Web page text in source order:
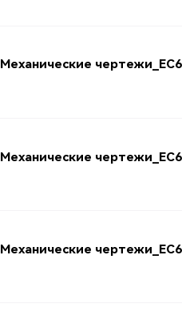
Механические
Механические
Механические